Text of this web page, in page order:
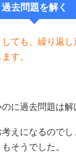
過去問題を解く
ても、繰り返し
す。
に過去問題は解
えになるので
そうでした。